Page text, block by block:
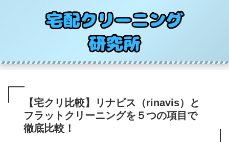
【宅クリ比較】リナビス（rinavis）と
フラットクリーニングを５つの項目で
徹底比較！